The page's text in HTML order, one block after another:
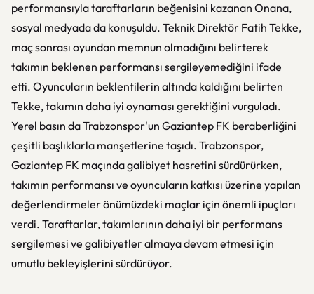
performansıyla taraftarların beğenisini kazanan Onana,
sosyal medyada da konuşuldu. Teknik Direktör Fatih Tekke,
maç sonrası oyundan memnun olmadığını belirterek
takımın beklenen performansı sergileyemediğini ifade
etti. Oyuncuların beklentilerin altında kaldığını belirten
Tekke, takımın daha iyi oynaması gerektiğini vurguladı.
Yerel basın da Trabzonspor'un Gaziantep FK beraberliğini
çeşitli başlıklarla manşetlerine taşıdı. Trabzonspor,
Gaziantep FK maçında galibiyet hasretini sürdürürken,
takımın performansı ve oyuncuların katkısı üzerine yapılan
değerlendirmeler önümüzdeki maçlar için önemli ipuçları
verdi. Taraftarlar, takımlarının daha iyi bir performans
sergilemesi ve galibiyetler almaya devam etmesi için
umutlu bekleyişlerini sürdürüyor.